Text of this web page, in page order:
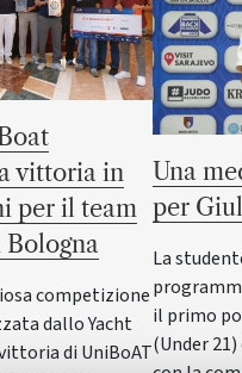
vittoria in
per il team
Bologna
competizione
dallo Yacht
di UniBoAT
Una
per
La
il primo
(Under